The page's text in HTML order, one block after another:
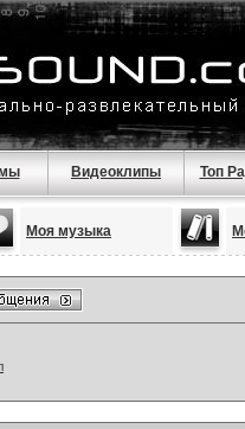
Видеоклипы Топ
Моя музыка